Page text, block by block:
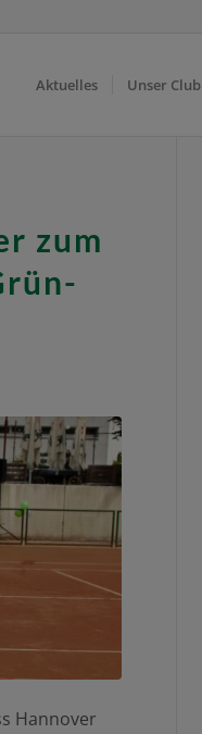
Aktuelles Unser Club
zum
Hannover